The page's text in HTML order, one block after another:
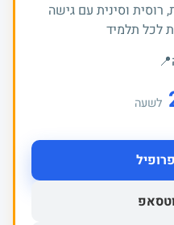
רוסית וסינית עם גישה
לכל תלמיד
📍
לשעה